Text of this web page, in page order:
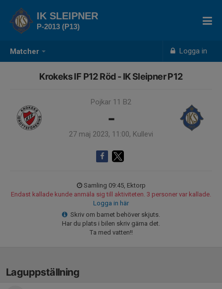
Matcher Logga in
IK SLEIPNER
P-2013 (P13)
Krokeks IF P12 Röd - IK Sleipner P12
Pojkar 11 B2
-
27 maj 2023, 11:00, Kullevi
Samling 09:45, Ektorp
Endast kallade kunde anmäla sig till aktiviteten. 3 personer var kallade.
Logga in här
Skriv om barnet behöver skjuts.
Har du plats i bilen skriv gärna det.
Ta med vatten!!
Laguppställning